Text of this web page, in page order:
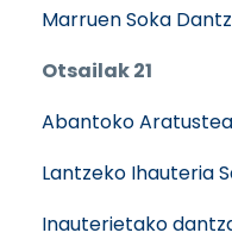
Marruen Soka
Otsailak 21
Abantoko
Lantzeko Ihauteria
Inauterietako